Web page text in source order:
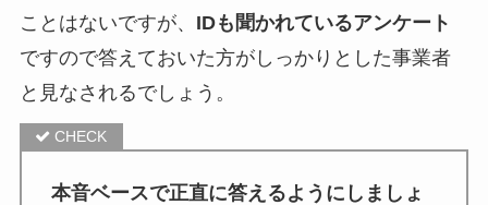
ことはないですが、 IDも聞かれているアンケート
ですので答えておいた方がしっかりとした事業者
と見なされるでしょう。
本音ベースで正直に答えるようにしましょ